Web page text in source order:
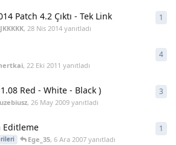
Patch 4.2 Çıktı - Tek Link
, 28 Nis 2014yanıtladı
1
, 22 Eki 2011 yanıtladı
4
Red - White - Black )
, 26 May 2009yanıtladı
3
Editleme
Ege_35, 6 Ara 2007yanıtladı
1